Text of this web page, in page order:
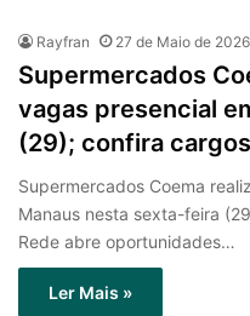
Rayfran 27 de Maio de
Supermercados
vagas presencial
(29); confira
Supermercados Coema
Manaus nesta sexta-feira
Rede abre oportunidades…
Ler Mais »